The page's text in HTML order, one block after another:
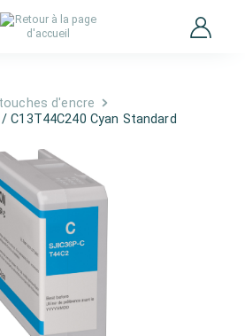
d'encre
C13T44C240 Cyan Standard